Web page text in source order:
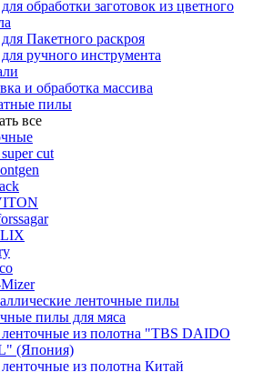
обработки заготовок из цветного
Пакетного раскроя
ручного инструмента
и обработка массива
пилы
все
cut
ленточные пилы
пилы для мяса
из полотна "TBS DAIDO
(Япония)
из полотна Китай